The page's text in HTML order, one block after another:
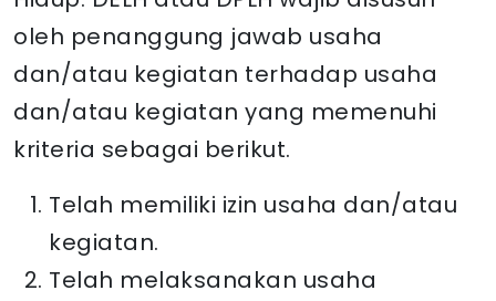
oleh penanggung jawab usaha
dan/atau kegiatan terhadap usaha
dan/atau kegiatan yang memenuhi
kriteria sebagai berikut.
Telah memiliki izin usaha dan/atau
kegiatan.
Telah melaksanakan usaha